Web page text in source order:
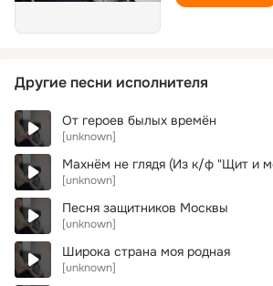
Другие песни исполнителя
От героев былых времён
[unknown]
Махнём не глядя (Из к/ф "Щит и
[unknown]
Песня защитников Москвы
[unknown]
Широка страна моя родная
[unknown]